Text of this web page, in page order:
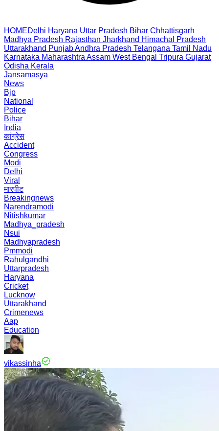
HOMEDelhi Haryana Uttar Pradesh Bihar Chhattisgarh
Madhya Pradesh Rajasthan Jharkhand Himachal Pradesh
Uttarakhand PunjabAndhra Pradesh Telangana Tamil Nadu
Karnataka Maharashtra Assam West Bengal Tripura Gujarat
Odisha Kerala
Jansamasya
News
Bjp
National
Police
Bihar
India
कांग्रेस
Accident
Congress
Modi
Delhi
Viral
मारपीट
Breakingnews
Narendramodi
Nitishkumar
Madhya_pradesh
Nsui
Madhyapradesh
Pmmodi
Rahulgandhi
Uttarpradesh
Haryana
Cricket
Lucknow
Uttarakhand
Crimenews
Aap
Education
vikassinha